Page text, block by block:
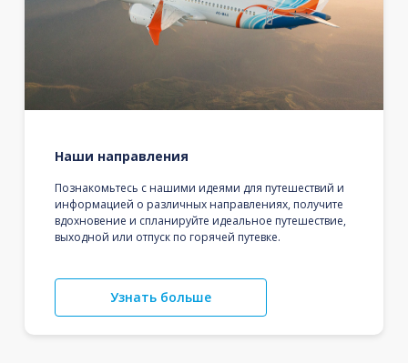
Наши направления
Познакомьтесь с нашими идеями для путешествий и
информацией о различных направлениях, получите
вдохновение и спланируйте идеальное путешествие,
выходной или отпуск по горячей путевке.
Узнать больше